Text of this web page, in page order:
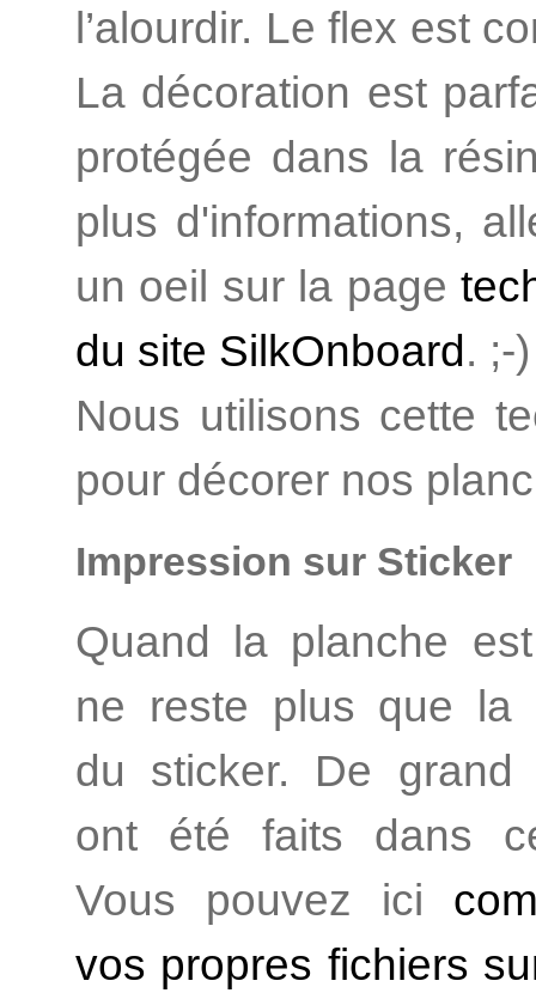
l’alourdir. Le flex est
La décoration est
protégée dans la
plus d'informations,
un oeil sur la page
du site SilkOnboard. ;-)
Nous utilisons cette
pour décorer nos
Impression sur Sticker
Quand la planche
ne reste plus que la
du sticker. De grand
ont été faits dans
Vous pouvez ici
vos propres fichiers